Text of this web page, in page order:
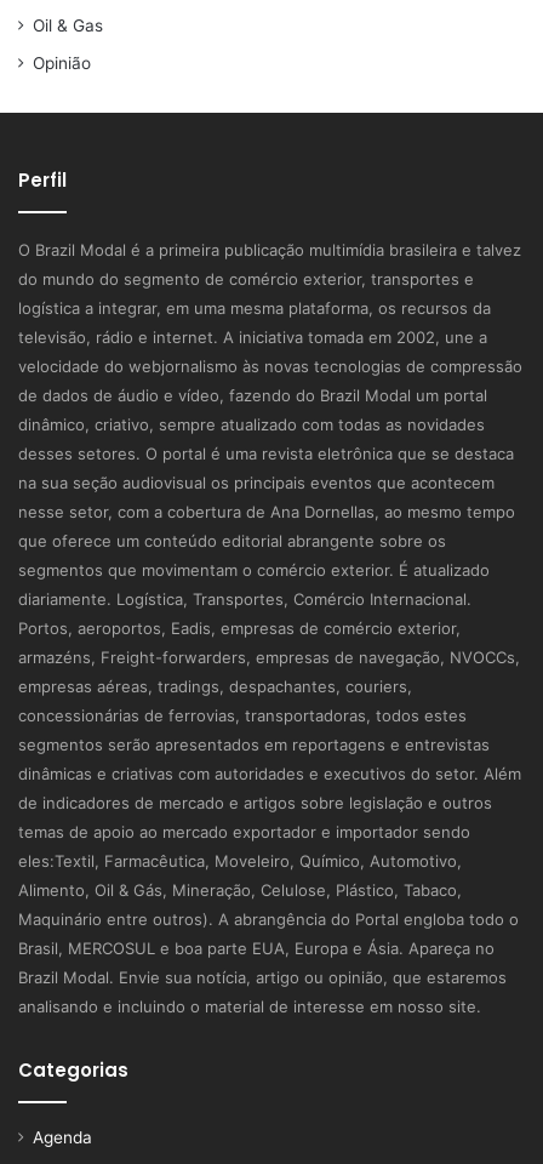
Oil & Gas
Opinião
Perfil
O Brazil Modal é a primeira publicação multimídia brasileira e talvez
do mundo do segmento de comércio exterior, transportes e
logística a integrar, em uma mesma plataforma, os recursos da
televisão, rádio e internet. A iniciativa tomada em 2002, une a
velocidade do webjornalismo às novas tecnologias de compressão
de dados de áudio e vídeo, fazendo do Brazil Modal um portal
dinâmico, criativo, sempre atualizado com todas as novidades
desses setores. O portal é uma revista eletrônica que se destaca
na sua seção audiovisual os principais eventos que acontecem
nesse setor, com a cobertura de Ana Dornellas, ao mesmo tempo
que oferece um conteúdo editorial abrangente sobre os
segmentos que movimentam o comércio exterior. É atualizado
diariamente. Logística, Transportes, Comércio Internacional.
Portos, aeroportos, Eadis, empresas de comércio exterior,
armazéns, Freight-forwarders, empresas de navegação, NVOCCs,
empresas aéreas, tradings, despachantes, couriers,
concessionárias de ferrovias, transportadoras, todos estes
segmentos serão apresentados em reportagens e entrevistas
dinâmicas e criativas com autoridades e executivos do setor. Além
de indicadores de mercado e artigos sobre legislação e outros
temas de apoio ao mercado exportador e importador sendo
eles:Textil, Farmacêutica, Moveleiro, Químico, Automotivo,
Alimento, Oil & Gás, Mineração, Celulose, Plástico, Tabaco,
Maquinário entre outros). A abrangência do Portal engloba todo o
Brasil, MERCOSUL e boa parte EUA, Europa e Ásia. Apareça no
Brazil Modal. Envie sua notícia, artigo ou opinião, que estaremos
analisando e incluindo o material de interesse em nosso site.
Categorias
Agenda